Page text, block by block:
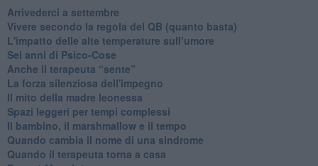
​Arrivederci a settembre
​Vivere secondo la regola del QB (quanto basta)
​L'impatto delle alte temperature sull’umore
Sei anni di Psico-Cose
​Anche il terapeuta “sente”
​La forza silenziosa dell'impegno
​Il mito della madre leonessa
Spazi leggeri per tempi complessi
Il bambino, il marshmallow e il tempo
​Quando cambia il nome di una sindrome
​Quando il terapeuta torna a casa